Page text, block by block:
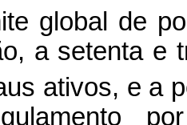
global de
a setenta e
ativos, e a